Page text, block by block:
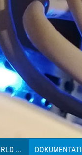
...